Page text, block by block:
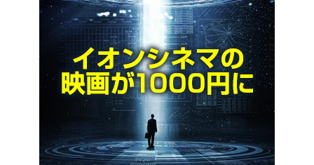
る！ETCで大幅割引＆メリット…
2025/1/5 ETCカード
あなたのクレヒス＆信用情報は大丈夫？簡単に
できる個人信用情報機関での開示方法…
2025/8/20 クレジットカード
ライター・漫画家・小説家などフリーランスに